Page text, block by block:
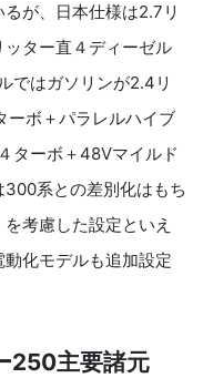
が、日本仕様は2.7リ
ター直４ディーゼル
ではガソリンが2.4リ
ーボ＋パラレルハイブ
ターボ＋48Vマイルド
系との差別化はもち
考慮した設定といえ
化モデルも追加設定
250主要諸元